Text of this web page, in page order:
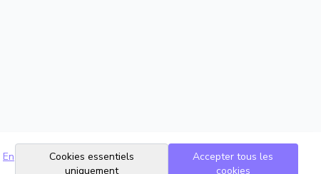
En
Cookies essentiels
uniquement
Accepter tous les
cookies